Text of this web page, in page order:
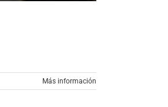
Más información